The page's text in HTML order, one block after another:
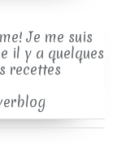
Je me suis
il y a quelques
recettes